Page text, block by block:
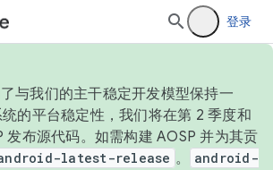
登录
与我们的主干稳定开发模型保持一
的平台稳定性，我们将在第 2 季度和
发布源代码。如需构建 AOSP 并为其贡
latest-release 。
android-